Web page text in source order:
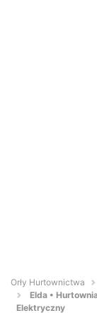
Orły Hurtownictwa
Elda •
Elektryczny